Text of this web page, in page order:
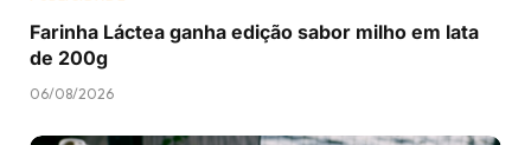
Farinha Láctea ganha edição sabor milho em lata
de 200g
06/08/2026